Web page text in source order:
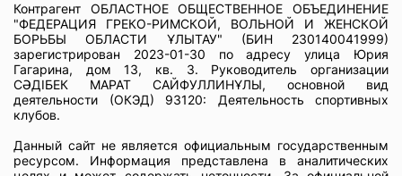
Контрагент ОБЛАСТНОЕ ОБЩЕСТВЕННОЕ ОБЪЕДИНЕНИЕ
"ФЕДЕРАЦИЯ ГРЕКО-РИМСКОЙ, ВОЛЬНОЙ И ЖЕНСКОЙ
БОРЬБЫ ОБЛАСТИ ҰЛЫТАУ" (БИН 230140041999)
зарегистрирован 2023-01-30 по адресу улица Юрия
Гагарина, дом 13, кв. 3. Руководитель организации
СӘДІБЕК МАРАТ САЙФУЛЛИНҰЛЫ, основной вид
деятельности (ОКЭД) 93120: Деятельность спортивных
клубов.
Данный сайт не является официальным государственным
ресурсом. Информация представлена в аналитических